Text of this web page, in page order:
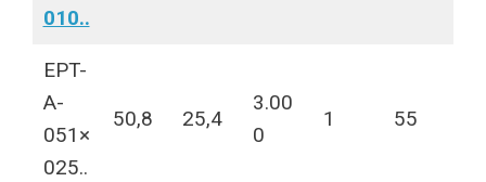
010..
EPT-
A-
051×
025..
50,8 25,4
3.00
0
1 55